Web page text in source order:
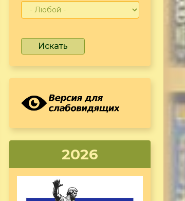
Искать
2026